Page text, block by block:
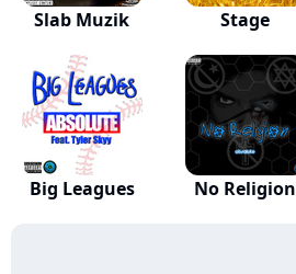
Slab Muzik Stage
Big Leagues No Religion